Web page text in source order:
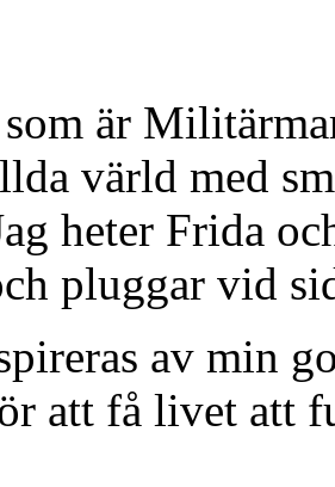
är
värld med
heter Frida
pluggar vid
av min
att få livet att